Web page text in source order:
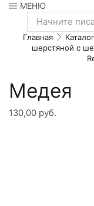
МЕНЮ
Search
input
Главная Каталог
шерстяной с
Медея
130,00 руб.